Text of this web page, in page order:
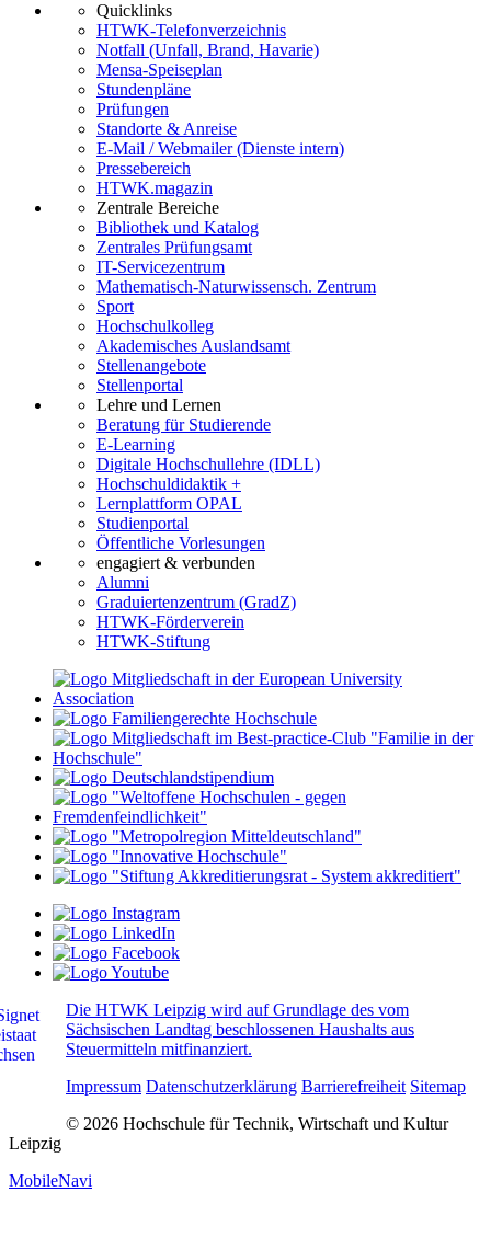
Quicklinks
HTWK-Telefonverzeichnis
Notfall (Unfall, Brand, Havarie)
Mensa-Speiseplan
Stundenpläne
Prüfungen
Standorte & Anreise
E-Mail / Webmailer (Dienste intern)
Pressebereich
HTWK.magazin
Zentrale Bereiche
Bibliothek und Katalog
Zentrales Prüfungsamt
IT-Servicezentrum
Mathematisch-Naturwissensch. Zentrum
Sport
Hochschulkolleg
Akademisches Auslandsamt
Stellenangebote
Stellenportal
Lehre und Lernen
Beratung für Studierende
E-Learning
Digitale Hochschullehre (IDLL)
Hochschuldidaktik +
Lernplattform OPAL
Studienportal
Öffentliche Vorlesungen
engagiert & verbunden
Alumni
Graduiertenzentrum (GradZ)
HTWK-Förderverein
HTWK-Stiftung
Die HTWK Leipzig wird auf Grundlage des vom
Sächsischen Landtag beschlossenen Haushalts aus
Steuermitteln mitfinanziert.
Impressum Datenschutzerklärung Barrierefreiheit Sitemap
© 2026 Hochschule für Technik, Wirtschaft und Kultur
Leipzig
MobileNavi